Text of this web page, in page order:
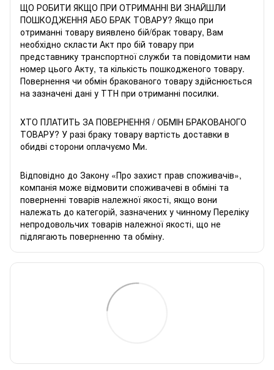
ЩО РОБИТИ ЯКЩО ПРИ ОТРИМАННІ ВИ ЗНАЙШЛИ
ПОШКОДЖЕННЯ АБО БРАК ТОВАРУ? Якщо при
отриманні товару виявлено бій/брак товару, Вам
необхідно скласти Акт про бій товару при
представнику транспортної служби та повідомити нам
номер цього Акту, та кількість пошкодженого товару.
Повернення чи обмін бракованого товару здійснюється
на зазначені дані у ТТН при отриманні посилки.
ХТО ПЛАТИТЬ ЗА ПОВЕРНЕННЯ / ОБМІН БРАКОВАНОГО
ТОВАРУ? У разі браку товару вартість доставки в
обидві сторони оплачуємо Ми.
Відповідно до Закону «Про захист прав споживачів»,
компанія може відмовити споживачеві в обміні та
поверненні товарів належної якості, якщо вони
належать до категорій, зазначених у чинному Переліку
непродовольчих товарів належної якості, що не
підлягають поверненню та обміну.